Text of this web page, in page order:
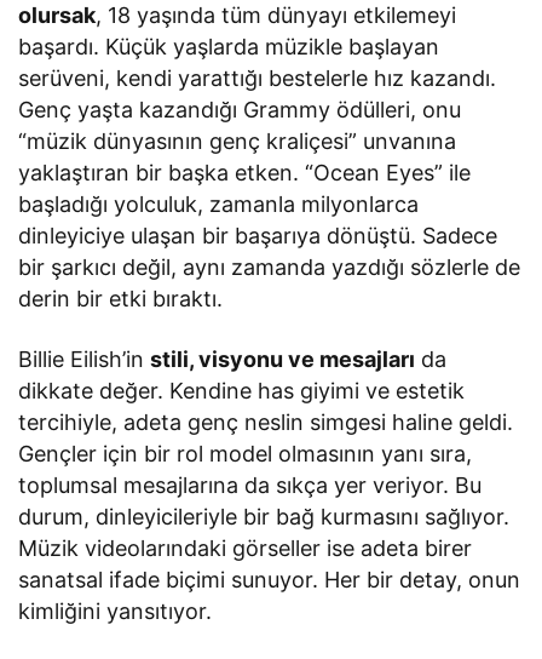
olursak, 18 yaşında tüm dünyayı etkilemeyi
başardı. Küçük yaşlarda müzikle başlayan
serüveni, kendi yarattığı bestelerle hız kazandı.
Genç yaşta kazandığı Grammy ödülleri, onu
“müzik dünyasının genç kraliçesi” unvanına
yaklaştıran bir başka etken. “Ocean Eyes” ile
başladığı yolculuk, zamanla milyonlarca
dinleyiciye ulaşan bir başarıya dönüştü. Sadece
bir şarkıcı değil, aynı zamanda yazdığı sözlerle de
derin bir etki bıraktı.
Billie Eilish’instili, visyonu ve mesajları da
dikkate değer. Kendine has giyimi ve estetik
tercihiyle, adeta genç neslin simgesi haline geldi.
Gençler için bir rol model olmasının yanı sıra,
toplumsal mesajlarına da sıkça yer veriyor. Bu
durum, dinleyicileriyle bir bağ kurmasını sağlıyor.
Müzik videolarındaki görseller ise adeta birer
sanatsal ifade biçimi sunuyor. Her bir detay, onun
kimliğini yansıtıyor.